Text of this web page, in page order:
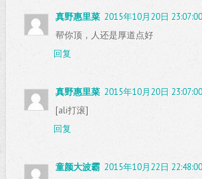
真野惠里菜 2015年10月20日 23:07:00
帮你顶，人还是厚道点好
回复
真野惠里菜 2015年10月20日 23:07:00
[ali打滚]
回复
童颜大波霸 2015年10月22日 22:48:00